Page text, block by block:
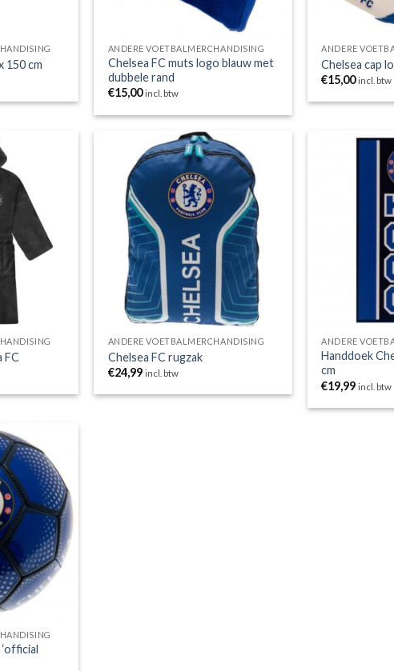
150 cm
ANDERE VOETBALMERCHANDISING
Chelsea FC muts logo blauw met
dubbele rand
€15,00 incl. btw
ANDERE
Chelsea cap
€15,00 incl. btw
Toevoegen
wenslijst
FC
Toevoegen
aan
wenslijst
ANDERE VOETBALMERCHANDISING
Chelsea FC rugzak
€24,99 incl. btw
ANDERE
Handdoek
cm
€19,99 incl. btw
Toevoegen
aan
wenslijst